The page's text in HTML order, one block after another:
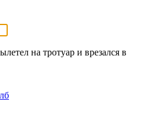
на тротуар и врезался в